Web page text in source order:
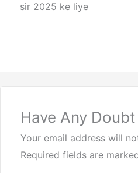
sir 2025 ke liye
Have Any Doubt
Your email address will
Required fields are